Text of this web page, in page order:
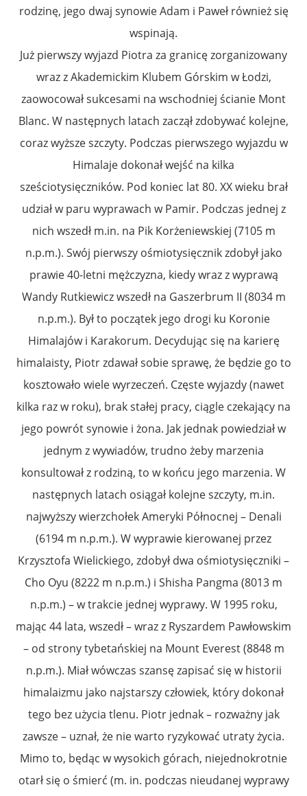
rodzinę, jego dwaj synowie Adam i Paweł również się
wspinają.
Już pierwszy wyjazd Piotra za granicę zorganizowany
wraz z Akademickim Klubem Górskim w Łodzi,
zaowocował sukcesami na wschodniej ścianie Mont
Blanc. W następnych latach zaczął zdobywać kolejne,
coraz wyższe szczyty. Podczas pierwszego wyjazdu w
Himalaje dokonał wejść na kilka
sześciotysięczników. Pod koniec lat 80. XX wieku brał
udział w paru wyprawach w Pamir. Podczas jednej z
nich wszedł m.in. na Pik Korżeniewskiej (7105 m
n.p.m.). Swój pierwszy ośmiotysięcznik zdobył jako
prawie 40-letni mężczyzna, kiedy wraz z wyprawą
Wandy Rutkiewicz wszedł na Gaszerbrum II (8034 m
n.p.m.). Był to początek jego drogi ku Koronie
Himalajów i Karakorum. Decydując się na karierę
himalaisty, Piotr zdawał sobie sprawę, że będzie go to
kosztowało wiele wyrzeczeń. Częste wyjazdy (nawet
kilka raz w roku), brak stałej pracy, ciągle czekający na
jego powrót synowie i żona. Jak jednak powiedział w
jednym z wywiadów, trudno żeby marzenia
konsultował z rodziną, to w końcu jego marzenia. W
następnych latach osiągał kolejne szczyty, m.in.
najwyższy wierzchołek Ameryki Północnej – Denali
(6194 m n.p.m.). W wyprawie kierowanej przez
Krzysztofa Wielickiego, zdobył dwa ośmiotysięczniki –
Cho Oyu (8222 m n.p.m.) i Shisha Pangma (8013 m
n.p.m.) – w trakcie jednej wyprawy. W 1995 roku,
mając 44 lata, wszedł – wraz z Ryszardem Pawłowskim
– od strony tybetańskiej na Mount Everest (8848 m
n.p.m.). Miał wówczas szansę zapisać się w historii
himalaizmu jako najstarszy człowiek, który dokonał
tego bez użycia tlenu. Piotr jednak – rozważny jak
zawsze – uznał, że nie warto ryzykować utraty życia.
Mimo to, będąc w wysokich górach, niejednokrotnie
otarł się o śmierć (m. in. podczas nieudanej wyprawy